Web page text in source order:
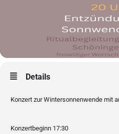
Details
Konzert zur Wintersonnenwende mit
Konzertbeginn 17:30